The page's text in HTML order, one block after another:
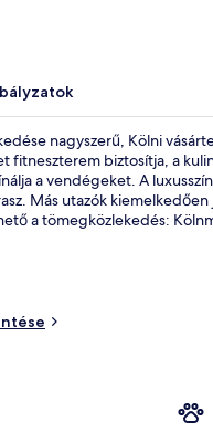
nagyszerű, Kölni
fitneszterem biztosítja, a
a vendégeket. A
Más utazók
a tömegközlekedés: